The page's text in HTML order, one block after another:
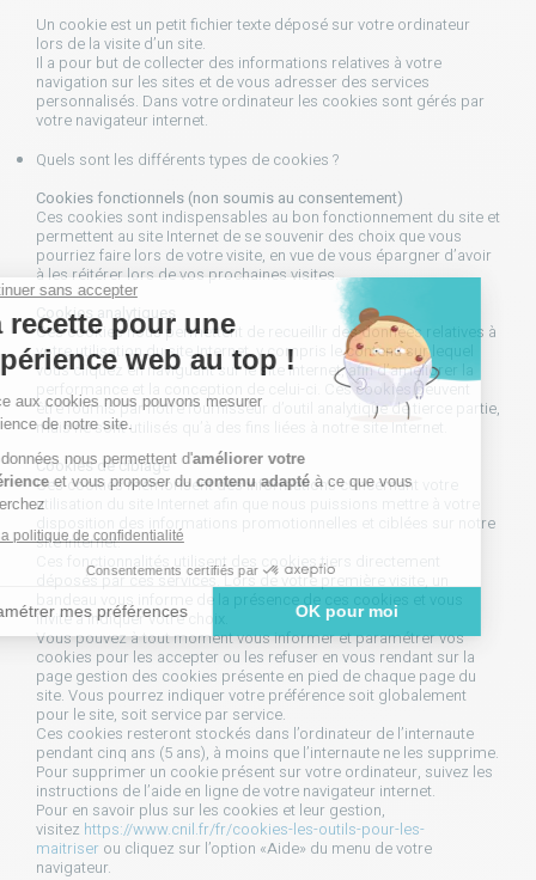
Un cookie est un petit fichier texte déposé sur votre ordinateur
lors de la visite d’un site.
Il a pour but de collecter des informations relatives à votre
navigation sur les sites et de vous adresser des services
personnalisés. Dans votre ordinateur les cookies sont gérés par
votre navigateur internet.
Quels sont les différents types de cookies ?
Cookies fonctionnels (non soumis au consentement)
Ces cookies sont indispensables au bon fonctionnement du site et
permettent au site Internet de se souvenir des choix que vous
pourriez faire lors de votre visite, en vue de vous épargner d’avoir
à les réitérer lors de vos prochaines visites.
Cookies analytiques
Ces cookies nous permettent de recueillir des données relatives à
votre utilisation du site Internet, y compris le contenu sur lequel
vous cliquez en naviguant sur le site Internet, afin d’améliorer la
performance et la conception de celui-ci. Ces cookies peuvent
être fournis par notre fournisseur d’outil analytique de tierce partie,
mais ne sont utilisés qu’à des fins liées à notre site Internet.
Cookies de ciblage
Ces cookies mémorisent des informations concernant votre
utilisation du site Internet afin que nous puissions mettre à votre
disposition des informations promotionnelles et ciblées sur notre
site Internet.
Ces fonctionnalités utilisent des cookies tiers directement
déposés par ces services. Lors de votre première visite, un
bandeau vous informe de la présence de ces cookies et vous
invite à indiquer votre choix.
Vous pouvez à tout moment vous informer et paramétrer vos
cookies pour les accepter ou les refuser en vous rendant sur la
page gestion des cookies présente en pied de chaque page du
site. Vous pourrez indiquer votre préférence soit globalement
pour le site, soit service par service.
Ces cookies resteront stockés dans l’ordinateur de l’internaute
pendant cinq ans (5 ans), à moins que l’internaute ne les supprime.
Pour supprimer un cookie présent sur votre ordinateur, suivez les
instructions de l’aide en ligne de votre navigateur internet.
Pour en savoir plus sur les cookies et leur gestion,
visitez https://www.cnil.fr/fr/cookies-les-outils-pour-les-
maitriser ou cliquez sur l’option «Aide» du menu de votre
navigateur.